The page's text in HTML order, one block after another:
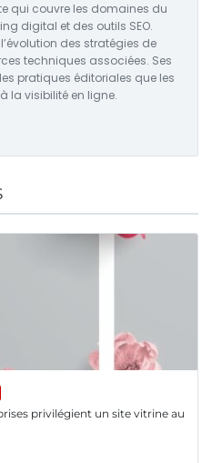
qui couvre les domaines du
digital et des outils SEO.
des stratégies de
techniques associées. Ses
pratiques éditoriales que les
la visibilité en ligne.
privilégient un site vitrine au